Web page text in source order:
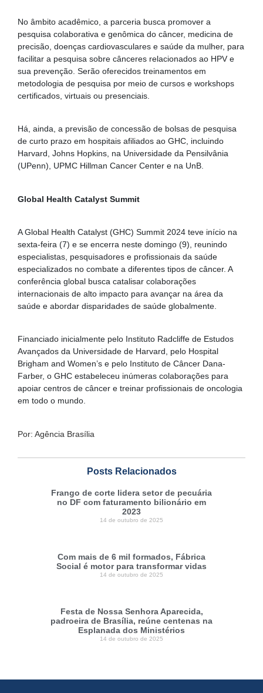
No âmbito acadêmico, a parceria busca promover a
pesquisa colaborativa e genômica do câncer, medicina de
precisão, doenças cardiovasculares e saúde da mulher, para
facilitar a pesquisa sobre cânceres relacionados ao HPV e
sua prevenção. Serão oferecidos treinamentos em
metodologia de pesquisa por meio de cursos e workshops
certificados, virtuais ou presenciais.
Há, ainda, a previsão de concessão de bolsas de pesquisa
de curto prazo em hospitais afiliados ao GHC, incluindo
Harvard, Johns Hopkins, na Universidade da Pensilvânia
(UPenn), UPMC Hillman Cancer Center e na UnB.
Global Health Catalyst Summit
A Global Health Catalyst (GHC) Summit 2024 teve início na
sexta-feira (7) e se encerra neste domingo (9), reunindo
especialistas, pesquisadores e profissionais da saúde
especializados no combate a diferentes tipos de câncer. A
conferência global busca catalisar colaborações
internacionais de alto impacto para avançar na área da
saúde e abordar disparidades de saúde globalmente.
Financiado inicialmente pelo Instituto Radcliffe de Estudos
Avançados da Universidade de Harvard, pelo Hospital
Brigham and Women’s e pelo Instituto de Câncer Dana-
Farber, o GHC estabeleceu inúmeras colaborações para
apoiar centros de câncer e treinar profissionais de oncologia
em todo o mundo.
Por: Agência Brasília
Posts Relacionados
Frango de corte lidera setor de pecuária
no DF com faturamento bilionário em
2023
14 de outubro de 2025
Com mais de 6 mil formados, Fábrica
Social é motor para transformar vidas
14 de outubro de 2025
Festa de Nossa Senhora Aparecida,
padroeira de Brasília, reúne centenas na
Esplanada dos Ministérios
14 de outubro de 2025